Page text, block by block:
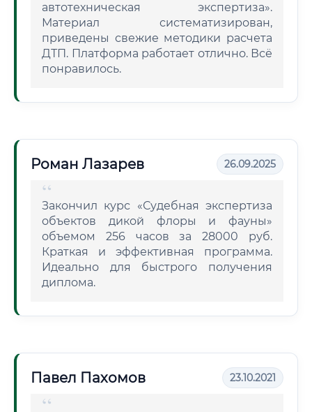
автотехническая экспертиза».
Материал систематизирован,
приведены свежие методики расчета
ДТП. Платформа работает отлично. Всё
понравилось.
Роман Лазарев 26.09.2025
Закончил курс «Судебная экспертиза
объектов дикой флоры и фауны»
объемом 256 часов за 28000 руб.
Краткая и эффективная программа.
Идеально для быстрого получения
диплома.
Павел Пахомов 23.10.2021